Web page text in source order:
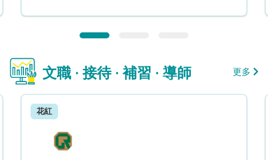
文職 · 接待 · 補習 · 導師 更多
花紅